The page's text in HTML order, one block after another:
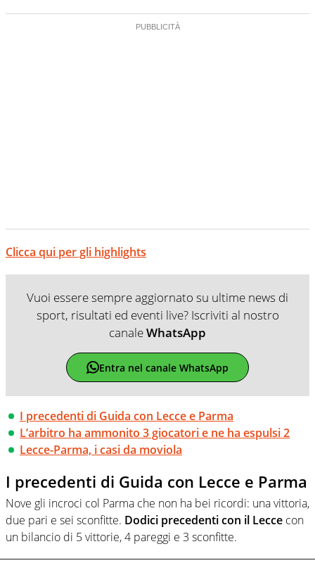
Clicca qui per gli highlights
Vuoi essere sempre aggiornato su ultime news di
sport, risultati ed eventi live? Iscriviti al nostro
canaleWhatsApp
Entra nel canale WhatsApp
I precedenti di Guida con Lecce e Parma
L’arbitro ha ammonito 3 giocatori e ne ha espulsi 2
Lecce-Parma, i casi da moviola
I precedenti di Guida con Lecce e Parma
Nove gli incroci col Parma che non ha bei ricordi: una vittoria,
due pari e sei sconfitte. Dodici precedenti con il Lecce con
un bilancio di 5 vittorie, 4 pareggi e 3 sconfitte.